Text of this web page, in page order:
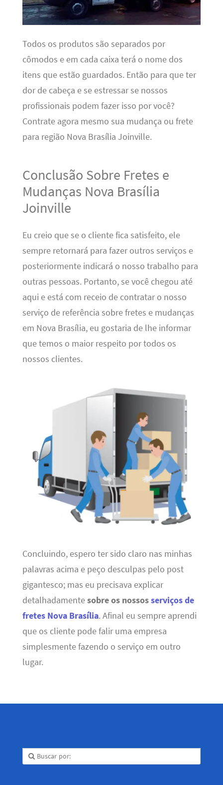
Todos os produtos são separados por
cômodos e em cada caixa terá o nome dos
itens que estão guardados. Então para que ter
dor de cabeça e se estressar se nossos
profissionais podem fazer isso por você?
Contrate agora mesmo sua mudança ou frete
para região Nova Brasília Joinville.
Conclusão Sobre Fretes e
Mudanças Nova Brasília
Joinville
Eu creio que se o cliente fica satisfeito, ele
sempre retornará para fazer outros serviços e
posteriormente indicará o nosso trabalho para
outras pessoas. Portanto, se você chegou até
aqui e está com receio de contratar o nosso
serviço de referência sobre fretes e mudanças
em Nova Brasília, eu gostaria de lhe informar
que temos o maior respeito por todos os
nossos clientes.
Concluindo, espero ter sido claro nas minhas
palavras acima e peço desculpas pelo post
gigantesco; mas eu precisava explicar
detalhadamentesobre os nossosserviços de
fretes Nova Brasília. Afinal eu sempre aprendi
que os cliente pode falir uma empresa
simplesmente fazendo o serviço em outro
lugar.